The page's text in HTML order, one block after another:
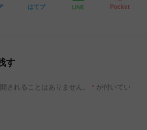
はてブ LINE Pocket
す
されることはありません。 * が付いてい